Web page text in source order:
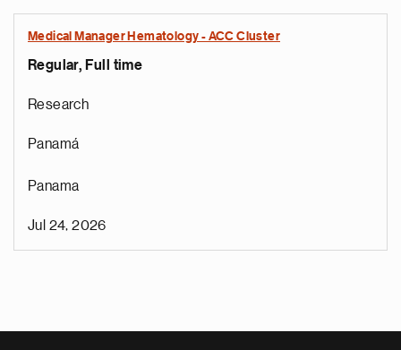
Medical Manager Hematology - ACC Cluster
Regular, Full time
Research
Panamá
Panama
Jul 24, 2026